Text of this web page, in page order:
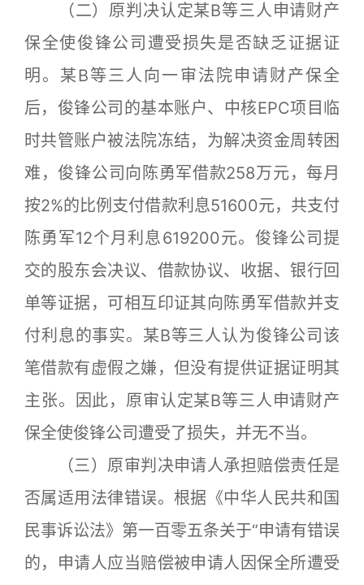
（二）原判决认定某B等三人申请财产
保全使俊锋公司遭受损失是否缺乏证据证
明。某B等三人向一审法院申请财产保全
后，俊锋公司的基本账户、中核EPC项目临
时共管账户被法院冻结，为解决资金周转困
难，俊锋公司向陈勇军借款258万元，每月
按2%的比例支付借款利息51600元，共支付
陈勇军12个月利息619200元。俊锋公司提
交的股东会决议、借款协议、收据、银行回
单等证据，可相互印证其向陈勇军借款并支
付利息的事实。某B等三人认为俊锋公司该
笔借款有虚假之嫌，但没有提供证据证明其
主张。因此，原审认定某B等三人申请财产
保全使俊锋公司遭受了损失，并无不当。
（三）原审判决申请人承担赔偿责任是
否属适用法律错误。根据《中华人民共和国
民事诉讼法》第一百零五条关于“申请有错误
的，申请人应当赔偿被申请人因保全所遭受